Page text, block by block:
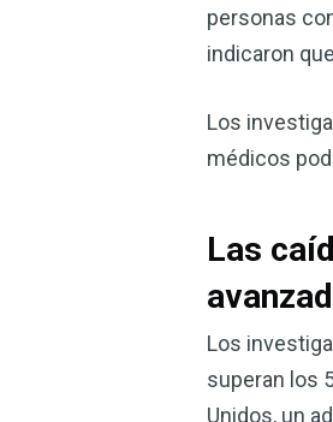
personas
indicaron
Los
médicos
Las
Los
superan los
Unidos, un